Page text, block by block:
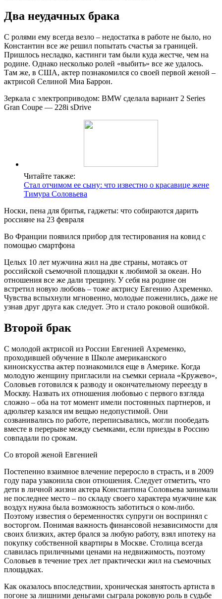
Два неудачных брака
С ролями ему всегда везло – недостатка в работе не было, но
Константин все же решил попытать счастья за границей.
Пришлось несладко, кастинги там были куда жестче, чем на
родине. Однако несколько ролей «выбить» все же удалось.
Там же, в США, актер познакомился со своей первой женой –
актрисой Селиной Миа Баррон.
Зеркала с электроприводом: BMW сделала вариант 2 Series
Gran Coupe — 228i sDrive
Читайте также:
Стал отчимом ее сыну: что известно о красавице жене
Тимура Соловьева
Носки, пена для бритья, гаджеты: что собираются дарить
россияне на 23 февраля
Во Франции появился прибор для тестирования на ковид с
помощью смартфона
Целых 10 лет мужчина жил на две страны, мотаясь от
российской съемочной площадки к любимой за океан. Но
отношения все же дали трещину. У себя на родине он
встретил новую любовь – тоже актрису Евгению Ахременко.
Чувства вспыхнули мгновенно, молодые поженились, даже не
узнав друг друга как следует. Это и стало роковой ошибкой.
Второй брак
С молодой актрисой из России Евгенией Ахременко,
проходившей обучение в Школе американского
киноискусства актер познакомился еще в Америке. Когда
молодую женщину пригласили на съемки сериала «Кружево»,
Соловьев готовился к разводу и окончательному переезду в
Москву. Назвать их отношения любовью с первого взгляда
сложно – оба на тот момент имели постоянных партнеров, и
адюльтер казался им вещью недопустимой. Они
созванивались по работе, переписывались, могли пообедать
вместе в перерыве между съемками, если приезды в Россию
совпадали по срокам.
Со второй женой Евгенией
Постепенно взаимное влечение переросло в страсть, и в 2009
году пара узаконила свои отношения. Следует отметить, что
дети в личной жизни актера Константина Соловьева занимали
не последнее место – по складу своего характера мужчине как
воздух нужна была возможность заботиться о ком-либо.
Поэтому известия о беременностях супруги он воспринял с
восторгом. Понимая важность финансовой независимости для
своих близких, актер брался за любую работу, взял ипотеку на
покупку собственной квартиры в Москве. Столица всегда
славилась приличными ценами на недвижимость, поэтому
Соловьев в течение трех лет практически жил на съемочных
площадках.
Как оказалось впоследствии, хроническая занятость артиста в
погоне за лишними деньгами сыграла роковую роль в судьбе